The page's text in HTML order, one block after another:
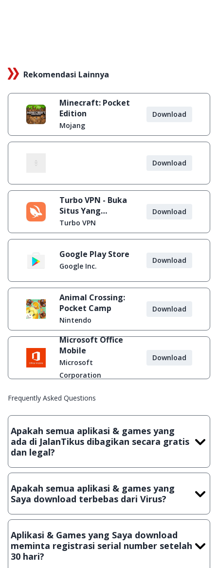
Rekomendasi Lainnya
Minecraft: Pocket
Edition
Mojang
Download
Download
Turbo VPN - Buka
Situs Yang
Diblokir
Turbo VPN
Download
Google Play Store
Google Inc.
Download
Animal Crossing:
Pocket Camp
Nintendo
Download
Microsoft Office
Mobile
Microsoft
Corporation
Download
Frequently Asked Questions
Apakah semua aplikasi & games yang
ada di JalanTikus dibagikan secara gratis
dan legal?
Ya, JalanTikus hanya membagikan aplikasi & games yang
crack, patch atau semacamnya.
Apakah semua aplikasi & games yang
Saya download terbebas dari Virus?
Ya, JalanTikus selalu melakukan scanning dengan 3 jenis
suatu aplikasi atau games, sehingga bisa dijamin 100%
terbebas dari virus.
Aplikasi & Games yang Saya download
meminta registrasi serial number setelah
30 hari?